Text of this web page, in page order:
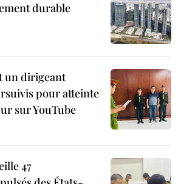
durable
un dirigeant
pour atteinte
sur YouTube
47